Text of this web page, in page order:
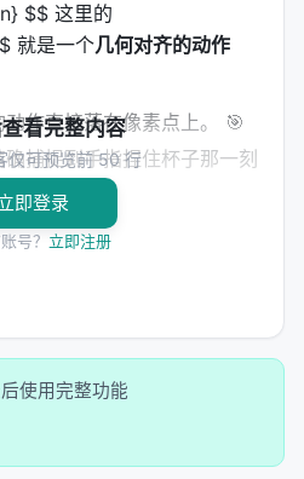
$$ 这里的
就是一个几何对齐的动作
作直接落在像素点上。 🎯
捕捉到手指捏住杯子那一刻
向融合模块 (EABF) 🧠
）不仅仅是漂亮的画面，
，EA-WM 引入了Event-
Blocks。
支的注意力机制。当“抓取”
瞬间提高对物体边缘和接触
看完整内容
仅可预览前 50 行
即登录
号？ 立即注册
使用完整功能